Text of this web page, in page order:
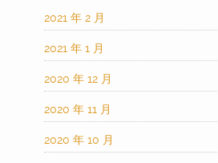
2021 年 2 月
2021 年 1 月
2020 年 12 月
2020 年 11 月
2020 年 10 月